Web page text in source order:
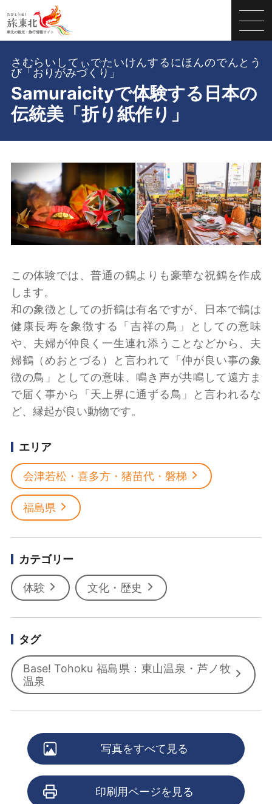
Samuraicityで体験する日本の
伝統美「折り紙作り」
さむらいしてぃでたいけんするにほんのでんとう
び「おりがみづくり」
この体験では、普通の鶴よりも豪華な祝鶴を作成
します。
和の象徴としての折鶴は有名ですが、日本で鶴は
健康長寿を象徴する「吉祥の鳥」としての意味
や、夫婦が仲良く一生連れ添うことなどから、夫
婦鶴（めおとづる）と言われて「仲が良い事の象
徴の鳥」としての意味、鳴き声が共鳴して遠方ま
で届く事から「天上界に通ずる鳥」と言われるな
ど、縁起が良い動物です。
エリア
会津若松・喜多方・猪苗代・磐梯
福島県
カテゴリー
体験 文化・歴史
タグ
Base! Tohoku 福島県：東山温泉・芦ノ牧
温泉
写真をすべて見る
印刷用ページを見る